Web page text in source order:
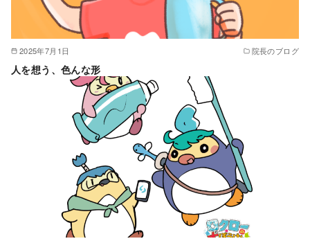
2025年7月1日 院長のブログ
人を想う、色んな形